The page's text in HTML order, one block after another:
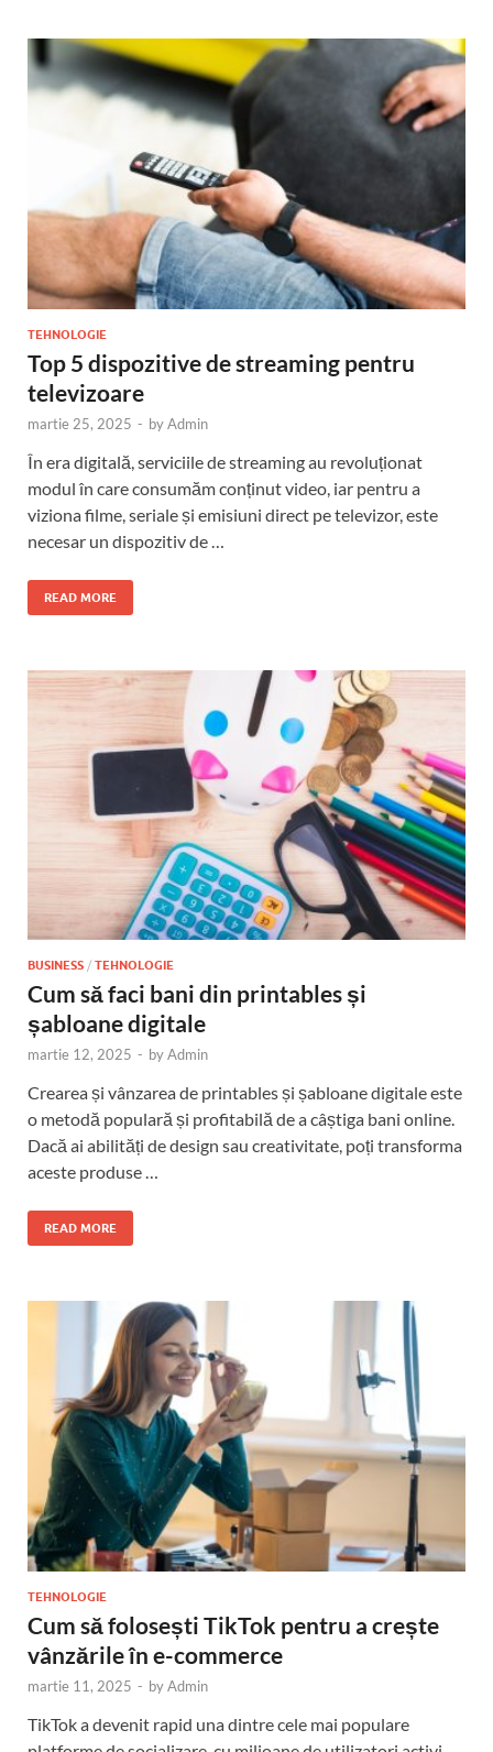
TEHNOLOGIE
Top 5 dispozitive de streaming pentru
televizoare
martie 25, 2025 - byAdmin
În era digitală, serviciile de streaming au revoluționat
modul în care consumăm conținut video, iar pentru a
viziona filme, seriale și emisiuni direct pe televizor, este
necesar un dispozitiv de …
READ MORE
BUSINESS / TEHNOLOGIE
Cum să faci bani din printables și
șabloane digitale
martie 12, 2025 - byAdmin
Crearea și vânzarea de printables și șabloane digitale este
o metodă populară și profitabilă de a câștiga bani online.
Dacă ai abilități de design sau creativitate, poți transforma
aceste produse …
READ MORE
TEHNOLOGIE
Cum să folosești TikTok pentru a crește
vânzările în e-commerce
martie 11, 2025 - byAdmin
TikTok a devenit rapid una dintre cele mai populare